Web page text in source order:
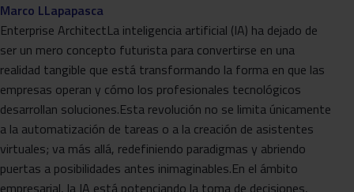
Marco LLapapasca
Enterprise ArchitectLa inteligencia artificial (IA) ha dejado de
ser un mero concepto futurista para convertirse en una
realidad tangible que está transformando la forma en que las
empresas operan y cómo los profesionales tecnológicos
desarrollan soluciones.Esta revolución no se limita únicamente
a la automatización de tareas o a la creación de asistentes
virtuales; va más allá, redefiniendo paradigmas y abriendo
puertas a posibilidades antes inimaginables.En el ámbito
empresarial, la IA está potenciando la toma de decisiones,